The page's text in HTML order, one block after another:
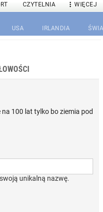
CZYTELNIA  WIĘCEJ
USA IRLANDIA
100 lat tylko bo ziemia pod
unikalną nazwę.